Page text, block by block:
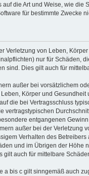
die Art und Weise, wie die
für bestimmte Zwecke
Verletzung von Leben,
nur für Schäden,
sind. Dies gilt auch für
außer bei vorsätzlichem
Körper und
die bei Vertragsschluss
vertragstypischen
entgangenen
außer bei der Verletzung
Verhalten des Betreibers
und im Übrigen der Höhe
gilt auch für mittelbare
a bis c gilt sinngemäß auch